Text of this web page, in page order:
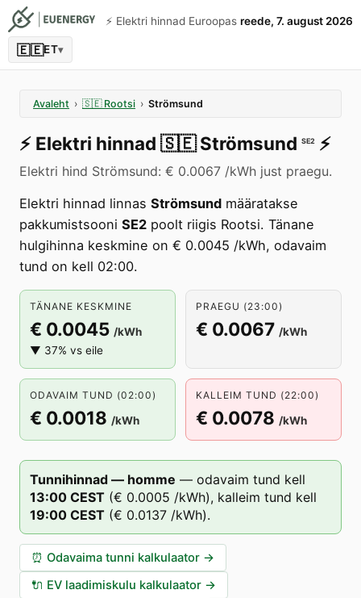
⚡️ Elektri hinnad Euroopas reede, 7. august 2026
🇪🇪ET▾
Avaleht › 🇸🇪 Rootsi › Strömsund
⚡️ Elektri hinnad 🇸🇪 Strömsund SE2 ⚡️
Elektri hind Strömsund: € 0.0067 /kWh just praegu.
Elektri hinnad linnas Strömsund määratakse
pakkumistsooni SE2 poolt riigis Rootsi. Tänane
hulgihinna keskmine on € 0.0045 /kWh, odavaim
tund on kell 02:00.
TÄNANE KESKMINE
€ 0.0045 /kWh
▼ 37% vs eile
PRAEGU (23:00)
€ 0.0067 /kWh
ODAVAIM TUND (02:00)
€ 0.0018 /kWh
KALLEIM TUND (22:00)
€ 0.0078 /kWh
Tunnihinnad — homme — odavaim tund kell
13:00 CEST (€ 0.0005 /kWh), kalleim tund kell
19:00 CEST (€ 0.0137 /kWh).
⏰ Odavaima tunni kalkulaator →
🔌 EV laadimiskulu kalkulaator →